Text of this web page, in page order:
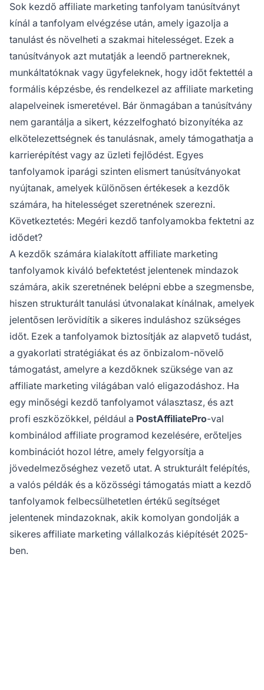
Sok kezdő affiliate marketing tanfolyam tanúsítványt
kínál a tanfolyam elvégzése után, amely igazolja a
tanulást és növelheti a szakmai hitelességet. Ezek a
tanúsítványok azt mutatják a leendő partnereknek,
munkáltatóknak vagy ügyfeleknek, hogy időt fektettél a
formális képzésbe, és rendelkezel az affiliate marketing
alapelveinek ismeretével. Bár önmagában a tanúsítvány
nem garantálja a sikert, kézzelfogható bizonyítéka az
elkötelezettségnek és tanulásnak, amely támogathatja a
karrierépítést vagy az üzleti fejlődést. Egyes
tanfolyamok iparági szinten elismert tanúsítványokat
nyújtanak, amelyek különösen értékesek a kezdők
számára, ha hitelességet szeretnének szerezni.
Következtetés: Megéri kezdő tanfolyamokba fektetni az
idődet?
A kezdők számára kialakított affiliate marketing
tanfolyamok kiváló befektetést jelentenek mindazok
számára, akik szeretnének belépni ebbe a szegmensbe,
hiszen strukturált tanulási útvonalakat kínálnak, amelyek
jelentősen lerövidítik a sikeres induláshoz szükséges
időt. Ezek a tanfolyamok biztosítják az alapvető tudást,
a gyakorlati stratégiákat és az önbizalom-növelő
támogatást, amelyre a kezdőknek szüksége van az
affiliate marketing világában való eligazodáshoz. Ha
egy minőségi kezdő tanfolyamot választasz, és azt
profi eszközökkel, például a PostAffiliatePro-val
kombinálod affiliate programod kezelésére, erőteljes
kombinációt hozol létre, amely felgyorsítja a
jövedelmezőséghez vezető utat. A strukturált felépítés,
a valós példák és a közösségi támogatás miatt a kezdő
tanfolyamok felbecsülhetetlen értékű segítséget
jelentenek mindazoknak, akik komolyan gondolják a
sikeres affiliate marketing vállalkozás kiépítését 2025-
ben.